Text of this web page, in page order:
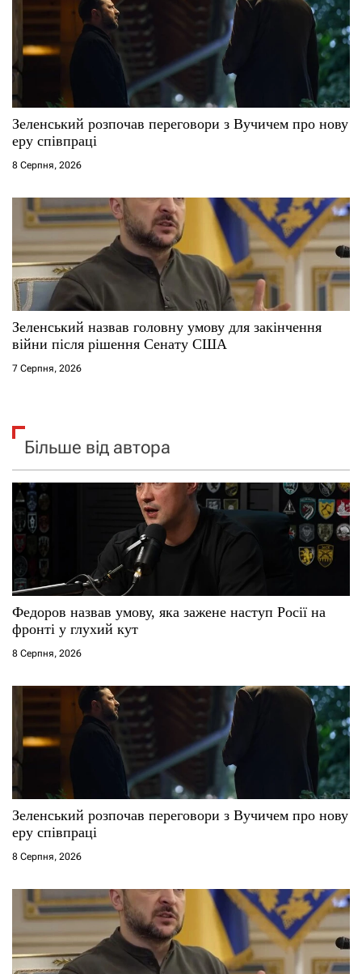
Зеленський розпочав переговори з Вучичем про нову
еру співпраці
8 Серпня, 2026
Зеленський назвав головну умову для закінчення
війни після рішення Сенату США
7 Серпня, 2026
Більше від автора
Федоров назвав умову, яка зажене наступ Росії на
фронті у глухий кут
8 Серпня, 2026
Зеленський розпочав переговори з Вучичем про нову
еру співпраці
8 Серпня, 2026